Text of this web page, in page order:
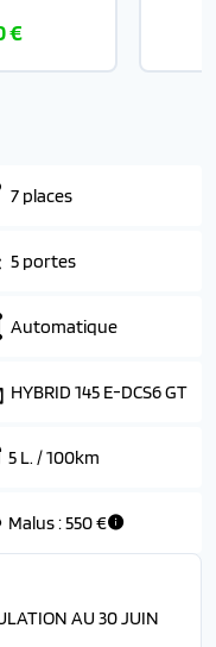
€
7 places
5 portes
Automatique
HYBRID 145 E-DCS6 GT
5 L. / 100km
Malus :550 €
AU 30 JUIN